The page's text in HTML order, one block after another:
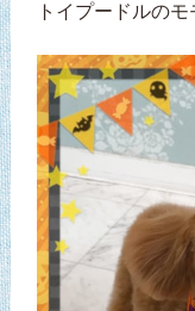
トイプードルの